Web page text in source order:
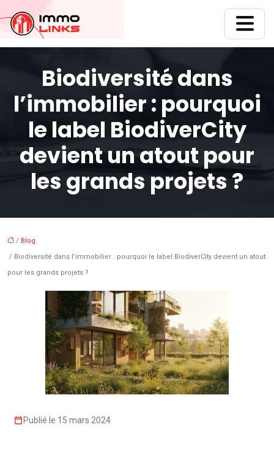
Biodiversité dans
l’immobilier : pourquoi
le label BiodiverCity
devient un atout pour
les grands projets ?
/ Blog
/ Biodiversité dans l’immobilier : pourquoi le label BiodiverCity devient un atout
pour les grands projets ?
Publié le 15 mars 2024